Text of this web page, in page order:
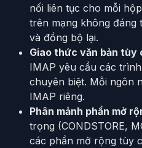
nối liên tục cho mỗi
trên mạng không đáng
và đồng bộ lại.
Giao thức văn bản tùy
IMAP yêu cầu các
chuyên biệt. Mỗi ngôn
IMAP riêng.
Phân mảnh phần mở
trọng (CONDSTORE,
các phần mở rộng tùy